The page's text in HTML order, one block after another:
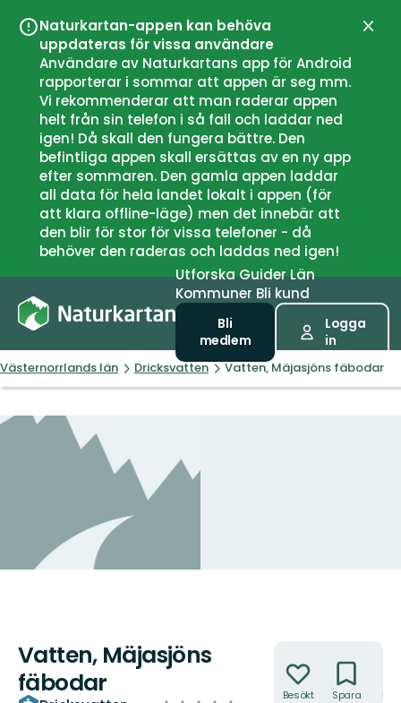
Naturkartan-appen kan behöva
uppdateras för vissa användare
Användare av Naturkartans app för Android
rapporterar i sommar att appen är seg mm.
Vi rekommenderar att man raderar appen
helt från sin telefon i så fall och laddar ned
igen! Då skall den fungera bättre. Den
befintliga appen skall ersättas av en ny app
efter sommaren. Den gamla appen laddar
all data för hela landet lokalt i appen (för
att klara offline-läge) men det innebär att
den blir för stor för vissa telefoner - då
behöver den raderas och laddas ned igen!
UtforskaGuiderLän
Kommuner Bli kund
Bli
medlem
Logga
in
Västernorrlands län Dricksvatten Vatten, Mäjasjöns fäbodar
Vatten, Mäjasjöns
fäbodar
Besökt Spara